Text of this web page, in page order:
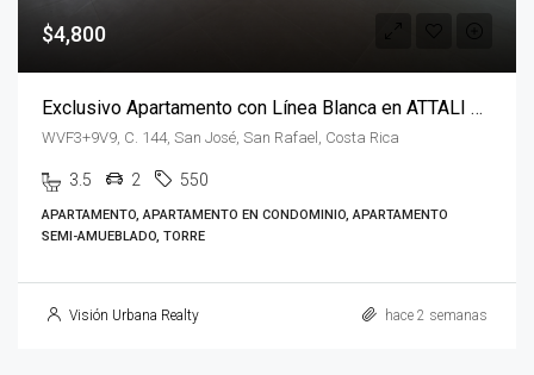
$4,800
Exclusivo Apartamento con Línea Blanca en ATTALI Escazú
WVF3+9V9, C. 144, San José, San Rafael, Costa Rica
3.5 2 550
APARTAMENTO, APARTAMENTO EN CONDOMINIO, APARTAMENTO
SEMI-AMUEBLADO, TORRE
Visión Urbana Realty hace 2 semanas